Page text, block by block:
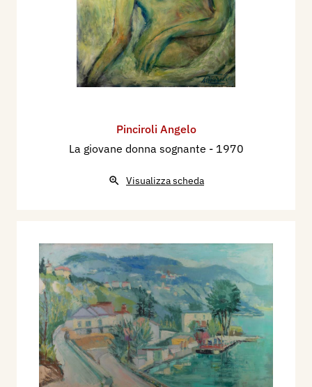
Pinciroli Angelo
La giovane donna sognante - 1970
Visualizza scheda